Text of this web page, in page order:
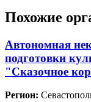
Похожие
Автономная
подготовки
"Сказочное
Регион: